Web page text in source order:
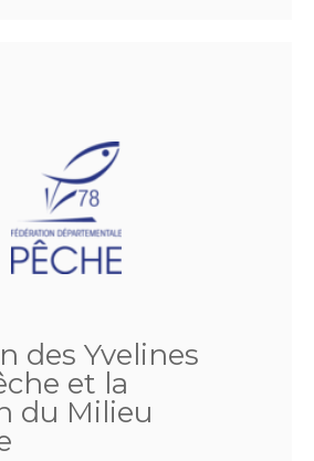
des Yvelines
et la
du Milieu